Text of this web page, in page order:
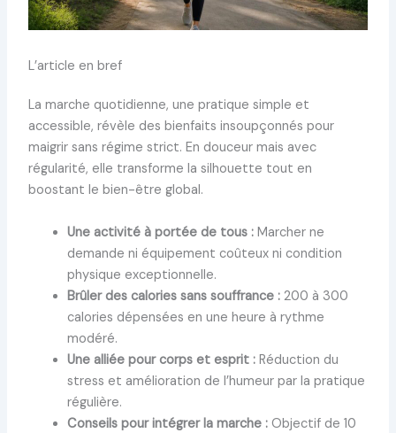
L’article en bref
La marche quotidienne, une pratique simple et
accessible, révèle des bienfaits insoupçonnés pour
maigrir sans régime strict. En douceur mais avec
régularité, elle transforme la silhouette tout en
boostant le bien-être global.
Une activité à portée de tous :Marcher ne
demande ni équipement coûteux ni condition
physique exceptionnelle.
Brûler des calories sans souffrance :200 à 300
calories dépensées en une heure à rythme
modéré.
Une alliée pour corps et esprit :Réduction du
stress et amélioration de l’humeur par la pratique
régulière.
Conseils pour intégrer la marche :Objectif de 10